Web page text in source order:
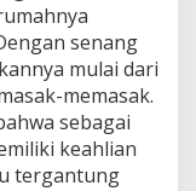
senang
mulai dari
memasak.
sebagai
keahlian
tergantung